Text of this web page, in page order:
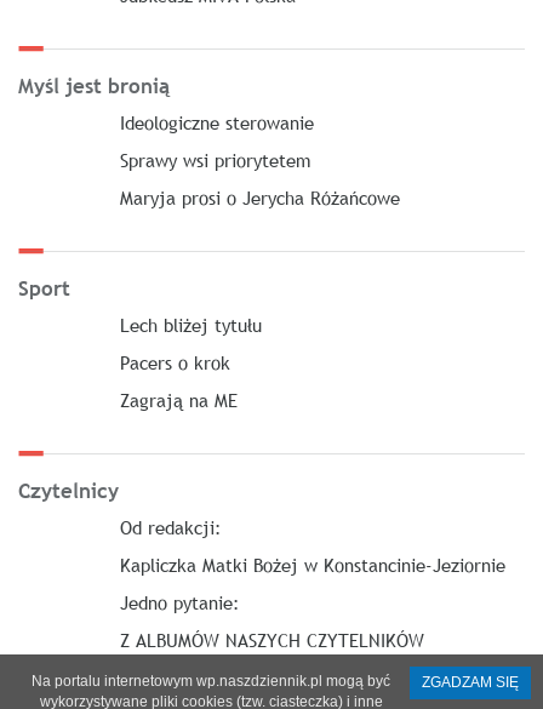
Myśl jest bronią
Ideologiczne sterowanie
Sprawy wsi priorytetem
Maryja prosi o Jerycha Różańcowe
Sport
Lech bliżej tytułu
Pacers o krok
Zagrają na ME
Czytelnicy
Od redakcji:
Kapliczka Matki Bożej w Konstancinie-Jeziornie
Jedno pytanie:
Z ALBUMÓW NASZYCH CZYTELNIKÓW
Na portalu internetowym wp.naszdziennik.pl mogą być
wykorzystywane pliki cookies (tzw. ciasteczka) i inne
ZGADZAM SIĘ